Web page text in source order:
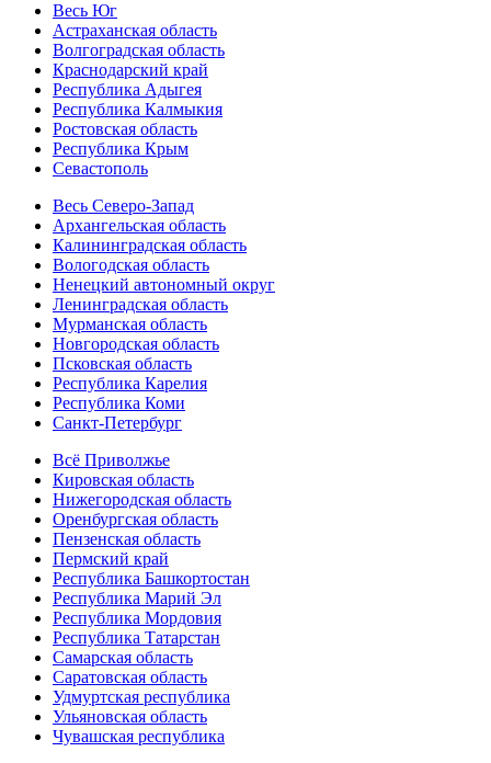
Весь Юг
Астраханская область
Волгоградская область
Краснодарский край
Республика Адыгея
Республика Калмыкия
Ростовская область
Республика Крым
Севастополь
Весь Северо-Запад
Архангельская область
Калининградская область
Вологодская область
Ненецкий автономный округ
Ленинградская область
Мурманская область
Новгородская область
Псковская область
Республика Карелия
Республика Коми
Санкт-Петербург
Всё Приволжье
Кировская область
Нижегородская область
Оренбургская область
Пензенская область
Пермский край
Республика Башкортостан
Республика Марий Эл
Республика Мордовия
Республика Татарстан
Самарская область
Саратовская область
Удмуртская республика
Ульяновская область
Чувашская республика